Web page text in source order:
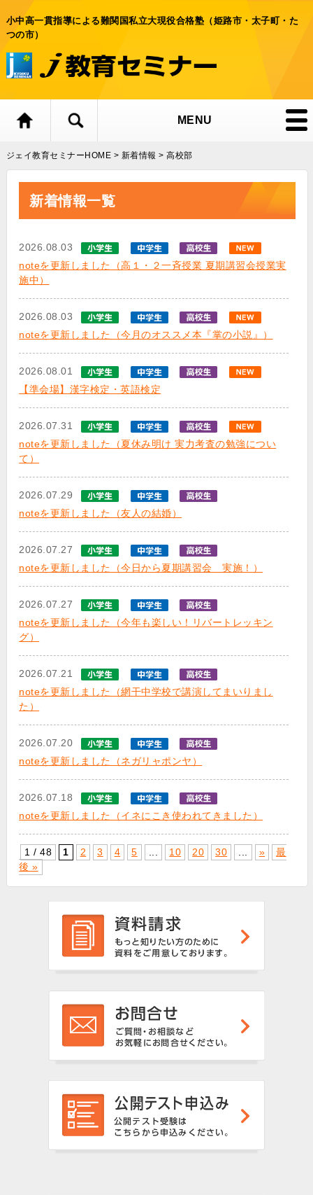
小中高一貫指導による難関国私立大現役合格塾（姫路市・太子町・た
つの市）
MENU
ジェイ教育セミナーHOME > 新着情報 >高校部
新着情報一覧
2026.08.03
noteを更新しました（高１・２一斉授業 夏期講習会授業実
施中）
2026.08.03
noteを更新しました（今月のオススメ本『掌の小説』）
2026.08.01
【準会場】漢字検定・英語検定
2026.07.31
noteを更新しました（夏休み明け 実力考査の勉強につい
て）
2026.07.29
noteを更新しました（友人の結婚）
2026.07.27
noteを更新しました（今日から夏期講習会 実施！）
2026.07.27
noteを更新しました（今年も楽しい！リバートレッキン
グ）
2026.07.21
noteを更新しました（網干中学校で講演してまいりまし
た）
2026.07.20
noteを更新しました（ネガリャポンヤ）
2026.07.18
noteを更新しました（イネにこき使われてきました）
1 / 48 1 2 3 4 5 10 20 30 »
最
後 »